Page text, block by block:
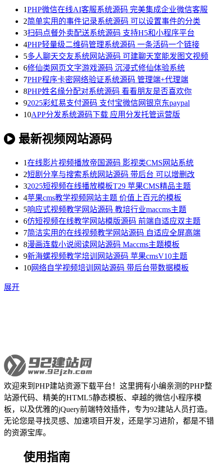
1PHP微信在线AI客服系统源码 完美集成企业微信客服
2简单实用的事件记录系统源码 可以设置事件的分类
3扫码点餐外卖配送系统源码 支持H5和小程序平台
4PHP轻量级二维码管理系统源码 一条活码一个链接
5多人聊天交友系统网站源码 可建聊天室能发图文视频
6修仙类网页文字游戏源码 沉浸式修仙体验系统
7PHP程序卡密网络验证系统源码 管理端+代理端
8PHP姓名缘分配对系统源码 看看朋友是否喜欢你
92025彩虹易支付源码 支付宝微信网银京东paypal
10APP分发系统源码下载 应用分发托管运营版
最新视频网站源码
1在线影片视频播放帝国源码 影视类CMS网站系统
2短剧分享与搜索系统网站源码 带后台 可以增删改
32025短视频在线播放模板T29 苹果CMS精品主题
4苹果cms教学视频网站主题 价值上百元的模板
5响应式视频教学网站源码 教培行业maccms主题
6仿短视频在线教学网站模版源码 前端自适应双主题
7简洁实用的在线视频教学网站源码 自适应全屏高端
8漫画连载小说阅读网站源码 Maccms主题模板
9新海螺视频教学培训网站源码 苹果cmsV10主题
10网络自学视频培训网站源码 带后台带数据模板
展开
欢迎来到PHP建站资源下载平台！这里拥有小编亲测的PHP整
站源代码、精美的HTML5静态模板、卓越的微信小程序模
板，以及优雅的jQuery前端特效插件，专为92建站人员打造。
无论您是寻找灵感、加速项目开发，还是学习进阶，都是不错
的资源宝库。
使用指南